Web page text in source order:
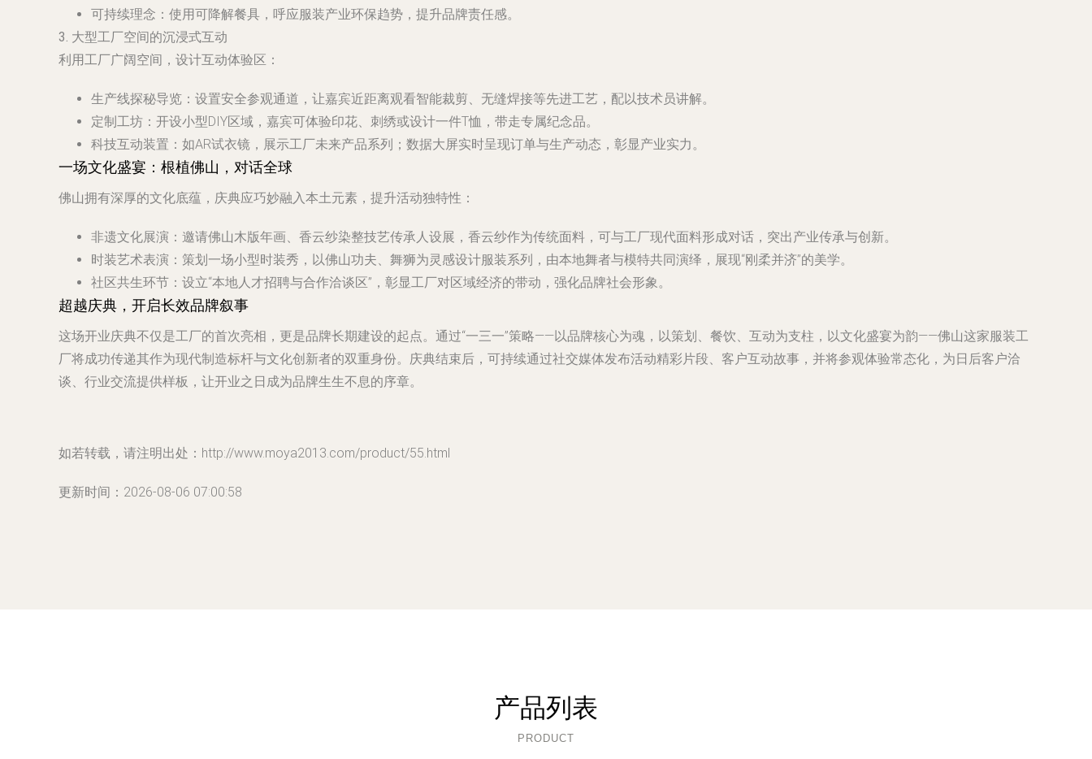
可持续理念 ：使用可降解餐具，呼应服装产业环保趋势，提升品牌责任感。
3. 大型工厂空间的沉浸式互动
利用工厂广阔空间，设计互动体验区：
生产线探秘导览 ：设置安全参观通道，让嘉宾近距离观看智能裁剪、无缝焊接等先进工艺，配以技术员讲解。
定制工坊 ：开设小型DIY区域，嘉宾可体验印花、刺绣或设计一件T恤，带走专属纪念品。
科技互动装置 ：如AR试衣镜，展示工厂未来产品系列；数据大屏实时呈现订单与生产动态，彰显产业实力。
一场文化盛宴：根植佛山，对话全球
佛山拥有深厚的文化底蕴，庆典应巧妙融入本土元素，提升活动独特性：
非遗文化展演 ：邀请佛山木版年画、香云纱染整技艺传承人设展，香云纱作为传统面料，可与工厂现代面料形成对话，突出产业传承与创新。
时装艺术表演 ：策划一场小型时装秀，以佛山功夫、舞狮为灵感设计服装系列，由本地舞者与模特共同演绎，展现“刚柔并济”的美学。
社区共生环节 ：设立“本地人才招聘与合作洽谈区”，彰显工厂对区域经济的带动，强化品牌社会形象。
超越庆典，开启长效品牌叙事
这场开业庆典不仅是工厂的首次亮相，更是品牌长期建设的起点。通过“一三一”策略——以品牌核心为魂，以策划、餐饮、互动为支柱，以文化盛宴为韵——佛山这家服装工
厂将成功传递其作为现代制造标杆与文化创新者的双重身份。庆典结束后，可持续通过社交媒体发布活动精彩片段、客户互动故事，并将参观体验常态化，为日后客户洽
谈、行业交流提供样板，让开业之日成为品牌生生不息的序章。
如若转载，请注明出处：http://www.moya2013.com/product/55.html
更新时间：2026-08-06 07:00:58
产品列表
PRODUCT